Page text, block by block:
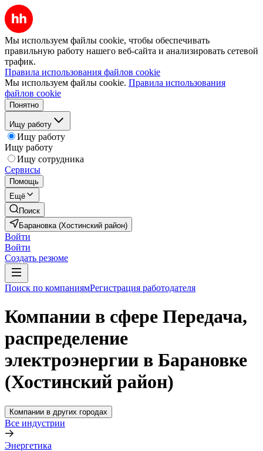
Мы используем файлы cookie, чтобы обеспечивать
правильную работу нашего веб-сайта и анализировать сетевой
трафик.
Правила использования файлов cookie
Мы используем файлы cookie. Правила использования
файлов cookie
Понятно
Ищу работу
Ищу работу
Ищу работу
Ищу сотрудника
Сервисы
Помощь
Ещё
Поиск
Барановка (Хостинский район)
Войти
Войти
Создать резюме
Поиск по компаниямРегистрация работодателя
Компании в сфере Передача,
распределение
электроэнергии в Барановке
(Хостинский район)
Компании в других городах
Все индустрии
Энергетика